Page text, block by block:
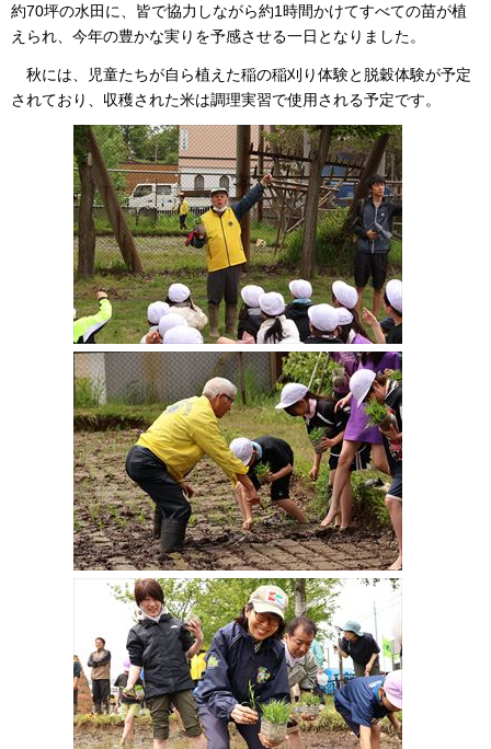
約70坪の水田に、皆で協力しながら約1時間かけてすべての苗が植
えられ、今年の豊かな実りを予感させる一日となりました。
秋には、児童たちが自ら植えた稲の稲刈り体験と脱穀体験が予定
されており、収穫された米は調理実習で使用される予定です。